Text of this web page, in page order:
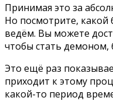
Принимая это за
Но посмотрите, какой
ведём. Вы можете
чтобы стать
Это ещё раз
приходит к этому
какой-то период